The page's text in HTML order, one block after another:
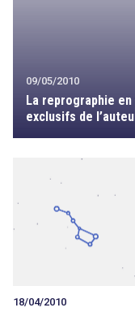
09/05/2010
La reprographie
exclusifs de
18/04/2010